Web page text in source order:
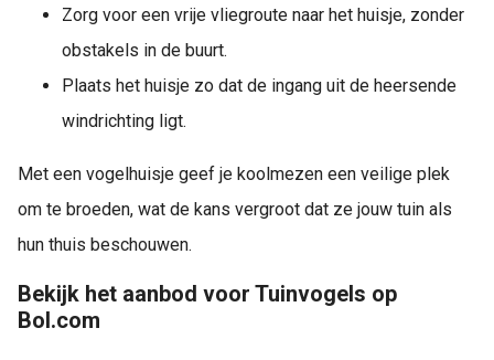
Zorg voor een vrije vliegroute naar het huisje, zonder
obstakels in de buurt.
Plaats het huisje zo dat de ingang uit de heersende
windrichting ligt.
Met een vogelhuisje geef je koolmezen een veilige plek
om te broeden, wat de kans vergroot dat ze jouw tuin als
hun thuis beschouwen.
Bekijk het aanbod voor Tuinvogels op
Bol.com